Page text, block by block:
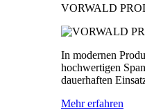
VORWALD
In modernen
hochwertigen
dauerhaften
Mehr erfahren